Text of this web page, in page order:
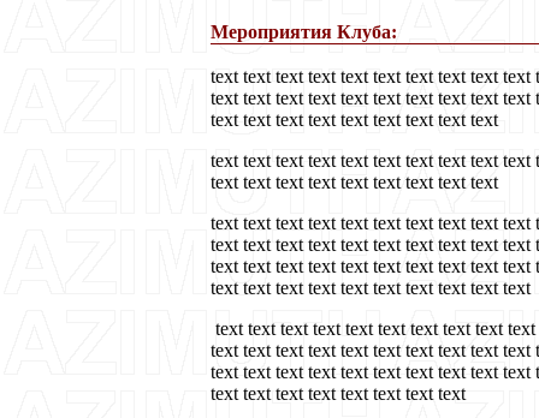
Мероприятия Клуба:
text text text text text text text text text
text text text text text text text text text
text text text text text text text text text
text text text text text text text text text
text text text text text text text text text
text text text text text text text text text
text text text text text text text text text
text text text text text text text text text
text text text text text text text text text text
text text text text text text text text text
text text text text text text text text text
text text text text text text text text text
text text text text text text text text